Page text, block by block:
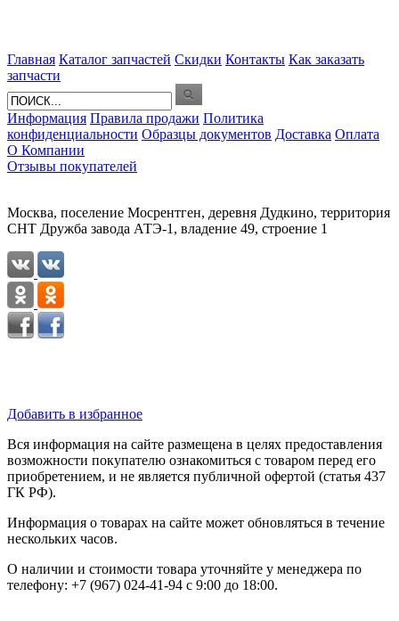
Главная Каталог запчастей Скидки Контакты Как заказать
запчасти
Информация Правила продажи Политика
конфиденциальности Образцы документов Доставка Оплата
О Компании
Отзывы покупателей
Москва, поселение Мосрентген, деревня Дудкино, территория
СНТ Дружба завода АТЭ-1, владение 49, строение 1
Добавить в избранное
Вся информация на сайте размещена в целях предоставления
возможности покупателю ознакомиться с товаром перед его
приобретением, и не является публичной офертой (статья 437
ГК РФ).
Информация о товарах на сайте может обновляться в течение
нескольких часов.
О наличии и стоимости товара уточняйте у менеджера по
телефону: +7 (967) 024-41-94 с 9:00 до 18:00.